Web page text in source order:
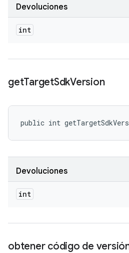
Devoluciones
int
getTargetSdkVersion
public int
Devoluciones
int
obtener código de